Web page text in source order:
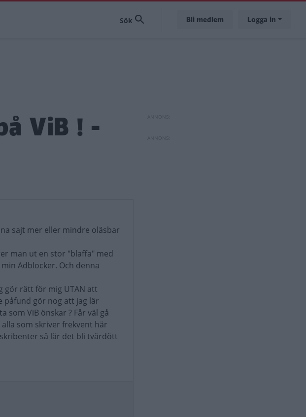
Bli medlem Logga in
ViB ! -
sajt mer eller mindre oläsbar
man ut en stor "blaffa" med
Adblocker. Och denna
gör rätt för mig UTAN att
påfund gör nog att jag lär
som ViB önskar ? Får väl gå
som skriver frekvent här
så lär det bli tvärdött